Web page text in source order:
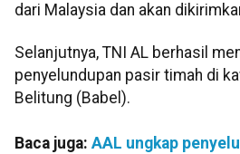
dari Malaysia dan akan
Selanjutnya, TNI AL berhasil
penyelundupan pasir timah di
Belitung (Babel).
Baca juga: AAL ungkap